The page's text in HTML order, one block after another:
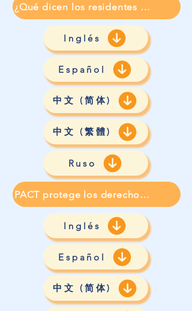
¿Qué dicen los residentes de NYCHA sobre PACT?
Inglés
Español
中文 (简体)
中文 (繁體)
Ruso
PACT protege los derechos de los residentes
Inglés
Español
中文 (简体)